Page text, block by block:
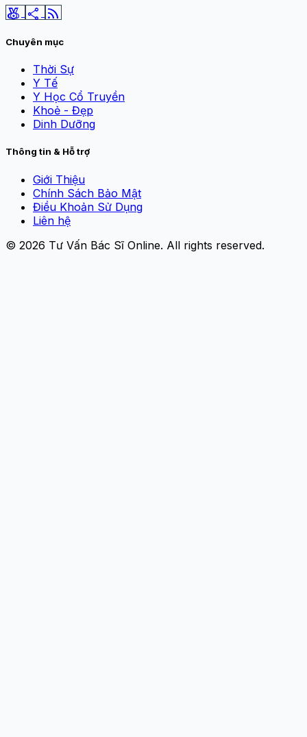
social_leaderboard share rss_feed
Chuyên mục
Thời Sự
Y Tế
Y Học Cổ Truyền
Khoẻ - Đẹp
Dinh Dưỡng
Thông tin & Hỗ trợ
Giới Thiệu
Chính Sách Bảo Mật
Điều Khoản Sử Dụng
Liên hệ
© 2026 Tư Vấn Bác Sĩ Online. All rights reserved.